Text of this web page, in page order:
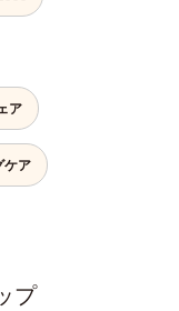
ア
ケア
プ